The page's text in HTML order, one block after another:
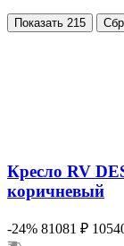
Показать 215
Кресло RV
коричневый
-24% 81081 ₽